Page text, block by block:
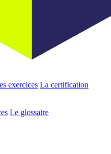
exercices La certification
Le glossaire